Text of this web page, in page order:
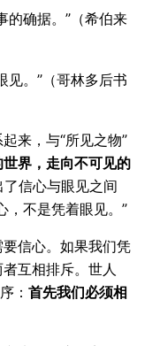
的确据。”（希伯来
见。”（哥林多后书
来，与“所见之物”
界，走向不可见的
信心与眼见之间
，不是凭着眼见。”
信心。如果我们凭
互相排斥。世人
： 首先我们必须相